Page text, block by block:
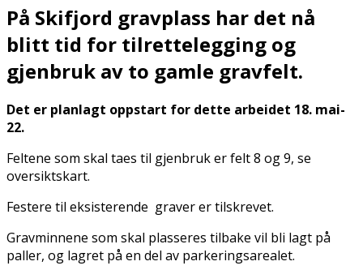
På Skifjord gravplass har det nå
blitt tid for tilrettelegging og
gjenbruk av to gamle gravfelt.
Det er planlagt oppstart for dette arbeidet 18. mai-
22.
Feltene som skal taes til gjenbruk er felt 8 og 9, se
oversiktskart.
Festere til eksisterende graver er tilskrevet.
Gravminnene som skal plasseres tilbake vil bli lagt på
paller, og lagret på en del av parkeringsarealet.